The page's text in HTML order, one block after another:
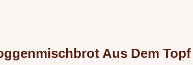
Aus Dem Topf